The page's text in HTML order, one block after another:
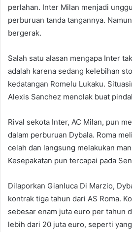
perlahan. Inter Milan menjadi
perburuan tanda tangannya.
bergerak.
Salah satu alasan mengapa Inter
adalah karena sedang kelebihan
kedatangan Romelu Lukaku.
Alexis Sanchez menolak buat
Rival sekota Inter, AC Milan, pun
dalam perburuan Dybala. Roma
celah dan langsung melakukan
Kesepakatan pun tercapai pada
Dilaporkan Gianluca Di Marzio,
kontrak tiga tahun dari AS Roma.
sebesar enam juta euro per tahun
lebih dari 20 juta euro, seperti